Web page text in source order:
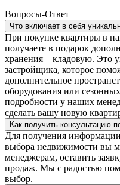
Вопросы-Ответ
Что включает в себя
При покупке квартиры в
получаете в подарок
хранения – кладовую. Это
застройщика, которое
дополнительное
оборудования или
подробности у наших
сделать вашу новую
Как получить консультацию
Для получения
выбора недвижимости вы
менеджерам, оставить
продаж. Мы с радостью
выбор.